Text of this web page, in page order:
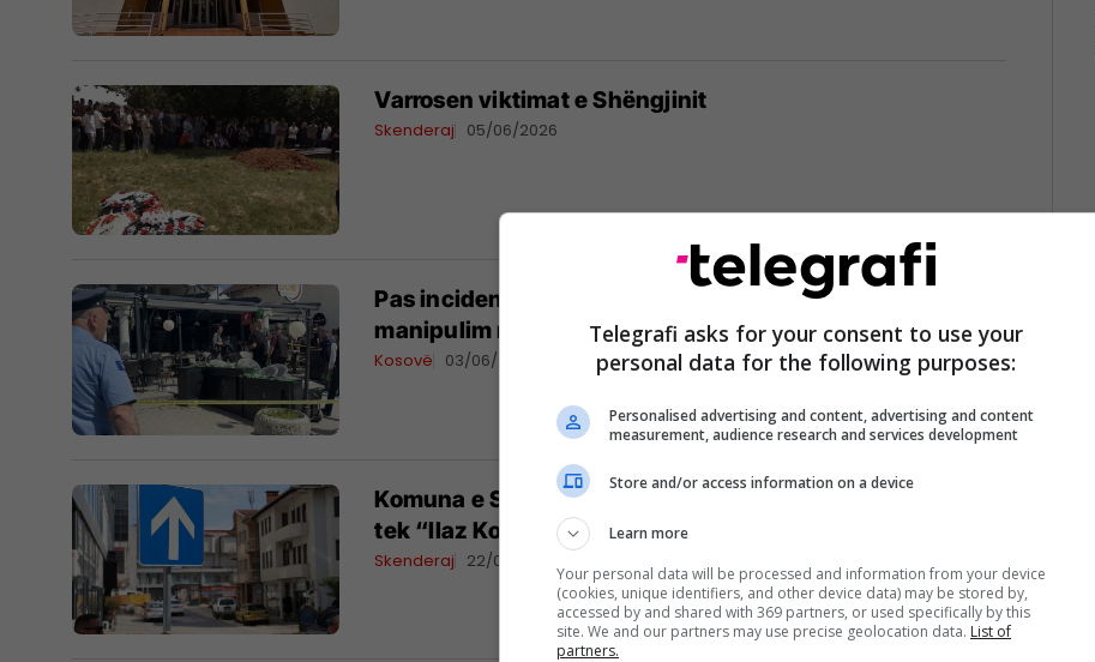
Varrosen viktimat e Shëngjinit
Skenderaj 05/06/2026
Pas incidentit Lushtaku-Mehani, Prokuroria hap rast për
manipulim me prova ndaj pronarit të lokalit
Kosovë 03/06/2026
Komuna e Skenderajt e bën njëkahëshe një rrugë lidhëse
tek “Ilaz Kodra”
Skenderaj 22/05/2026
Telegrafi asks for your consent to use your
personal data for the following purposes:
Personalised advertising and content, advertising and content
measurement, audience research and services development
Store and/or access information on a device
Learn more
Your personal data will be processed and information from your device
(cookies, unique identifiers, and other device data) may be stored by,
accessed by and shared with 369 partners, or used specifically by this
site. We and our partners may use precise geolocation data. List of
partners.